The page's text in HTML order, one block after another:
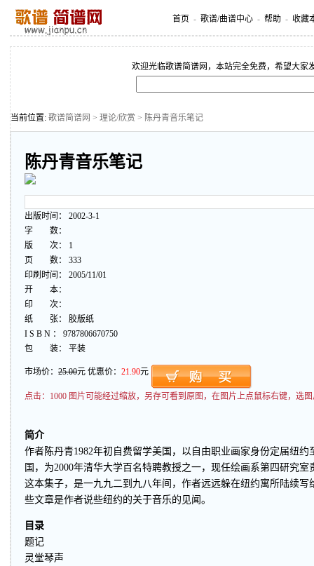
首页 - 歌谱/曲谱中心 - 帮助 - 收藏
欢迎光临歌谱简谱网，本站完全免费，希望大家
当前位置: 歌谱简谱网 > 理论/欣赏 > 陈丹青音乐笔记
陈丹青音乐笔记
出版时间： 2002-3-1
字 数：
版 次： 1
页 数： 333
印刷时间： 2005/11/01
开 本：
印 次：
纸 张： 胶版纸
I S B N ： 9787806670750
包 装： 平装
市场价： 25.00元 优惠价： 21.90元
点击： 1000 图片可能经过缩放，另存可看到原图，在图片上点鼠标右键，选
简介
作者陈丹青1982年初自费留学美国，以自由职业画家身份定届纽
国，为2000年清华大学百名特聘教授之一，现任绘画系第四研究室
这本集子，是一九九二到九八年间，作者远远躲在纽约寓所陆续
些文章是作者说些纽约的关于音乐的见闻。
目录
题记
灵堂琴声